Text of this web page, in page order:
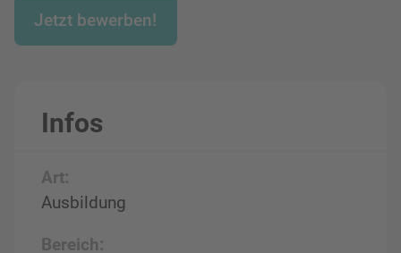
Jetzt bewerben!
Infos
Art:
Ausbildung
Bereich: